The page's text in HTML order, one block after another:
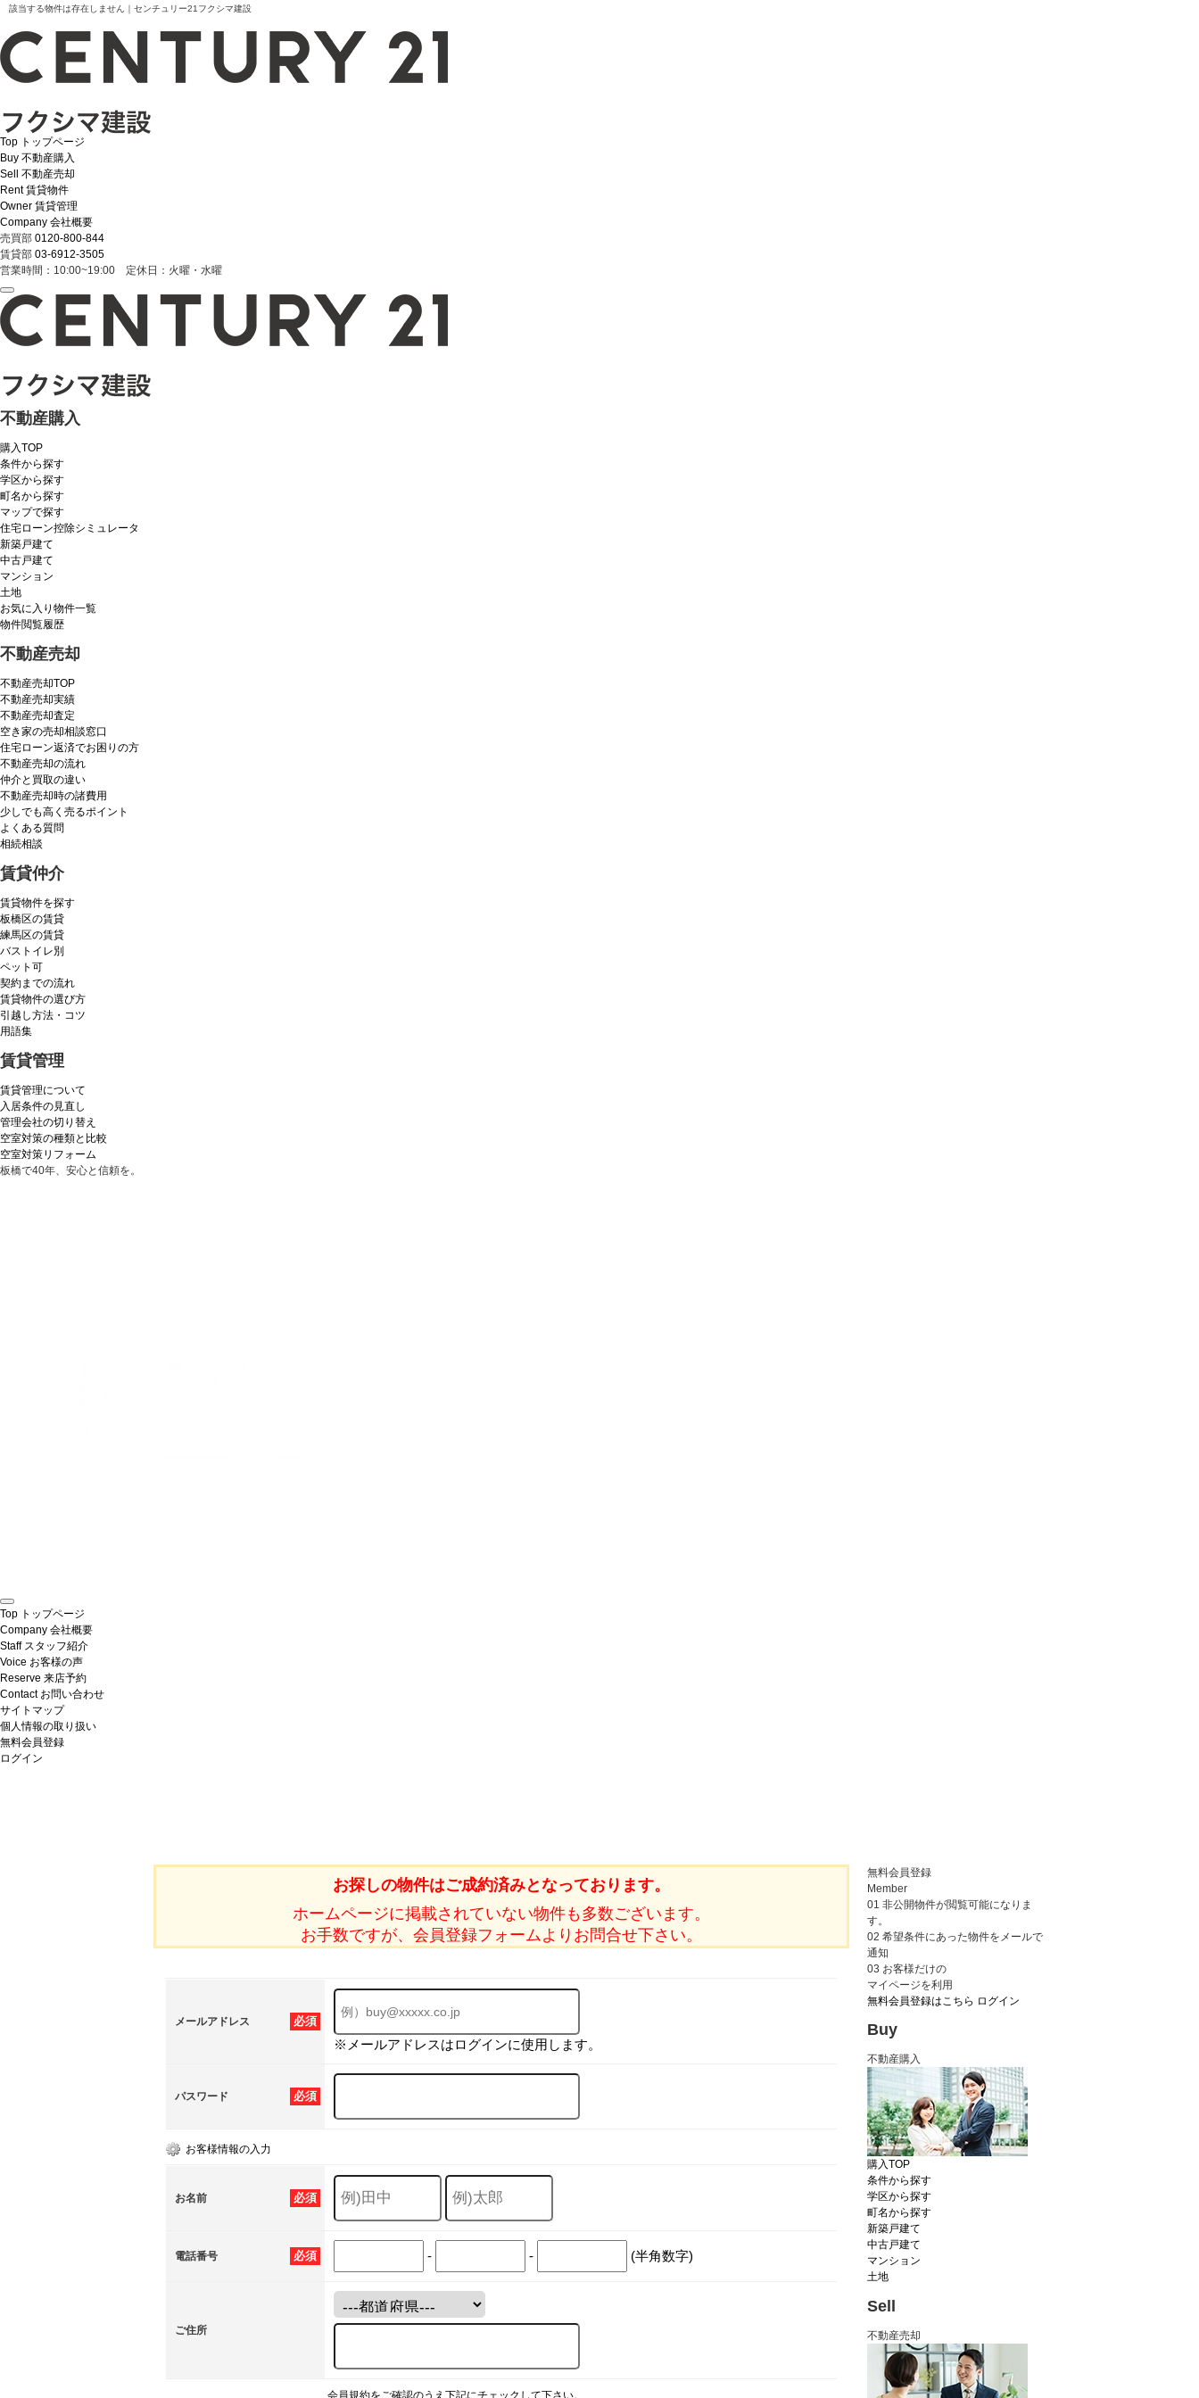
該当する物件は存在しません｜センチュリー21フクシマ建設
Top トップページ
Buy 不動産購入
Sell
不動産売却
Rent 賃貸物件
Owner 賃貸管理
Company 会社概要
売買部 0120-800-844
賃貸部 03-6912-3505
営業時間：10:00~19:00 定休日：火曜・水曜
不動産購入
購入TOP
条件から探す
学区から探す
町名から探す
マップで探す
住宅ローン控除シミュレータ
新築戸建て
中古戸建て
マンション
土地
お気に入り物件一覧
物件閲覧履歴
不動産売却
不動産売却TOP
不動産売却実績
不動産売却査定
空き家の売却相談窓口
住宅ローン返済でお困りの方
不動産売却の流れ
仲介と買取の違い
不動産売却時の諸費用
少しでも高く売るポイント
よくある質問
相続相談
賃貸仲介
賃貸物件を探す
板橋区の賃貸
練馬区の賃貸
バストイレ別
ペット可
契約までの流れ
賃貸物件の選び方
引越し方法・コツ
用語集
賃貸管理
賃貸管理について
入居条件の見直し
管理会社の切り替え
空室対策の種類と比較
空室対策リフォーム
板橋で40年、安心と信頼を。
Top トップページ
Company 会社概要
Staff スタッフ紹介
Voice お客様の声
Reserve 来店予約
Contact お問い合わせ
サイトマップ
個人情報の取り扱い
無料会員登録
ログイン
お探しの物件はご成約済みとなっております。
ホームページに掲載されていない物件も多数ございます。
お手数ですが、会員登録フォームよりお問合せ下さい。
必須
メールアドレス
※メールアドレスはログインに使用します。
必須
パスワード
お客様情報の入力
必須
お名前
必須
電話番号 - - (半角数字)
ご住所
会員規約をご確認のうえ下記にチェックして下さい。
無料会員登録
Member
01 非公開物件が閲覧可能になりま
す。
02 希望条件にあった物件をメールで
通知
03 お客様だけの
マイページを利用
無料会員登録はこちら ログイン
Buy
不動産購入
購入TOP
条件から探す
学区から探す
町名から探す
新築戸建て
中古戸建て
マンション
土地
Sell
不動産売却